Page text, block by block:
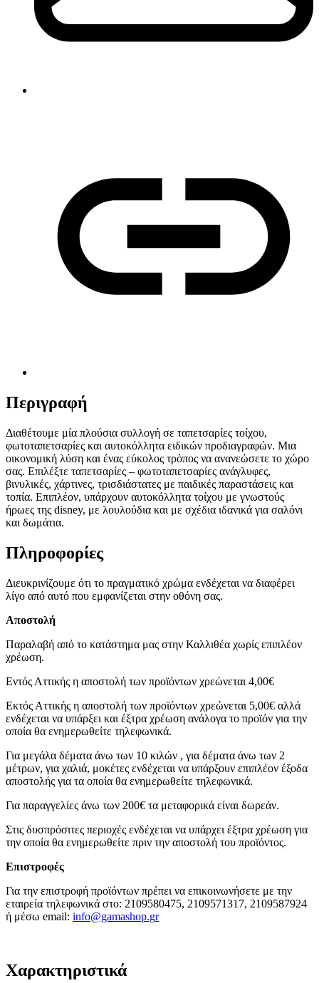
Περιγραφή
Διαθέτουμε μία πλούσια συλλογή σε ταπετσαρίες τοίχου,
φωτοταπετσαρίες και αυτοκόλλητα ειδικών προδιαγραφών. Μια
οικονομική λύση και ένας εύκολος τρόπος να ανανεώσετε το χώρο
σας. Επιλέξτε ταπετσαρίες – φωτοταπετσαρίες ανάγλυφες,
βινυλικές, χάρτινες, τρισδιάστατες με παιδικές παραστάσεις και
τοπία. Επιπλέον, υπάρχουν αυτοκόλλητα τοίχου με γνωστούς
ήρωες της disney, με λουλούδια και με σχέδια ιδανικά για σαλόνι
και δωμάτια.
Πληροφορίες
Διευκρινίζουμε ότι το πραγματικό χρώμα ενδέχεται να διαφέρει
λίγο από αυτό που εμφανίζεται στην οθόνη σας.
Αποστολή
Παραλαβή από το κατάστημα μας στην Καλλιθέα χωρίς επιπλέον
χρέωση.
Εντός Αττικής η αποστολή των προϊόντων χρεώνεται 4,00€
Εκτός Αττικής η αποστολή των προϊόντων χρεώνεται 5,00€ αλλά
ενδέχεται να υπάρξει και έξτρα χρέωση ανάλογα το προϊόν για την
οποία θα ενημερωθείτε τηλεφωνικά.
Για μεγάλα δέματα άνω των 10 κιλών , για δέματα άνω των 2
μέτρων, για χαλιά, μοκέτες ενδέχεται να υπάρξουν επιπλέον έξοδα
αποστολής για τα οποία θα ενημερωθείτε τηλεφωνικά.
Για παραγγελίες άνω των 200€ τα μεταφορικά είναι δωρεάν.
Στις δυσπρόσιτες περιοχές ενδέχεται να υπάρχει έξτρα χρέωση για
την οποία θα ενημερωθείτε πριν την αποστολή του προϊόντος.
Επιστροφές
Για την επιστροφή προϊόντων πρέπει να επικοινωνήσετε με την
εταιρεία τηλεφωνικά στο: 2109580475, 2109571317, 2109587924
ή μέσω email: info@gamashop.gr
Χαρακτηριστικά